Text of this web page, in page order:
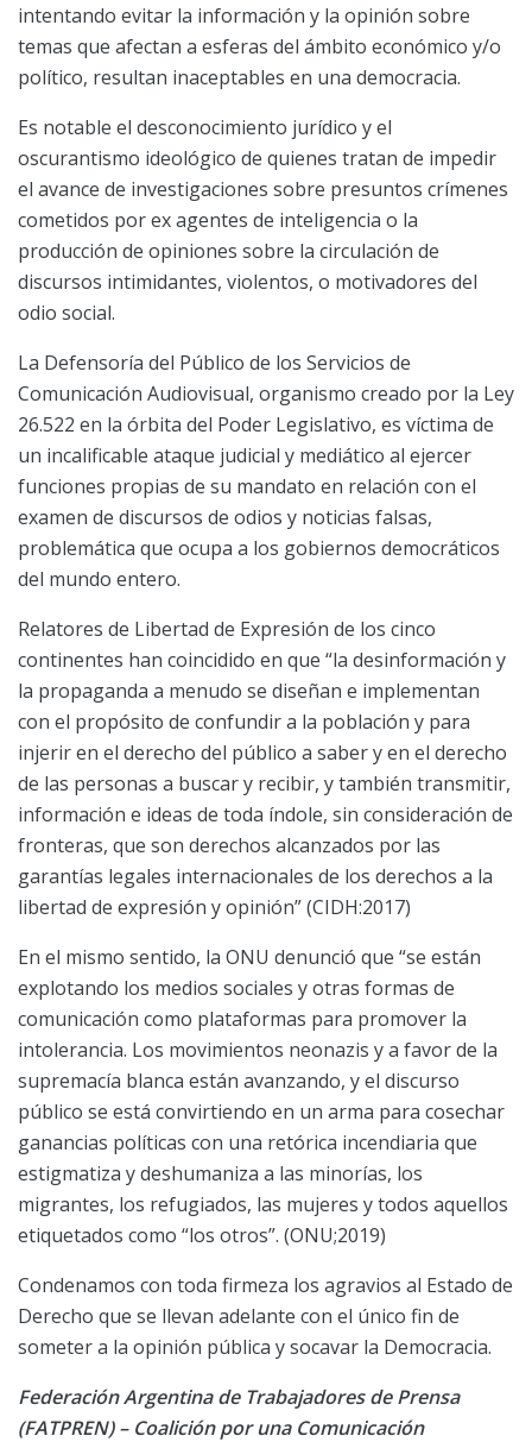
intentando evitar la información y la opinión sobre
temas que afectan a esferas del ámbito económico y/o
político, resultan inaceptables en una democracia.
Es notable el desconocimiento jurídico y el
oscurantismo ideológico de quienes tratan de impedir
el avance de investigaciones sobre presuntos crímenes
cometidos por ex agentes de inteligencia o la
producción de opiniones sobre la circulación de
discursos intimidantes, violentos, o motivadores del
odio social.
La Defensoría del Público de los Servicios de
Comunicación Audiovisual, organismo creado por la Ley
26.522 en la órbita del Poder Legislativo, es víctima de
un incalificable ataque judicial y mediático al ejercer
funciones propias de su mandato en relación con el
examen de discursos de odios y noticias falsas,
problemática que ocupa a los gobiernos democráticos
del mundo entero.
Relatores de Libertad de Expresión de los cinco
continentes han coincidido en que “la desinformación y
la propaganda a menudo se diseñan e implementan
con el propósito de confundir a la población y para
injerir en el derecho del público a saber y en el derecho
de las personas a buscar y recibir, y también transmitir,
información e ideas de toda índole, sin consideración de
fronteras, que son derechos alcanzados por las
garantías legales internacionales de los derechos a la
libertad de expresión y opinión” (CIDH:2017)
En el mismo sentido, la ONU denunció que “se están
explotando los medios sociales y otras formas de
comunicación como plataformas para promover la
intolerancia. Los movimientos neonazis y a favor de la
supremacía blanca están avanzando, y el discurso
público se está convirtiendo en un arma para cosechar
ganancias políticas con una retórica incendiaria que
estigmatiza y deshumaniza a las minorías, los
migrantes, los refugiados, las mujeres y todos aquellos
etiquetados como “los otros”. (ONU;2019)
Condenamos con toda firmeza los agravios al Estado de
Derecho que se llevan adelante con el único fin de
someter a la opinión pública y socavar la Democracia.
Federación Argentina de Trabajadores de Prensa
(FATPREN) – Coalición por una Comunicación